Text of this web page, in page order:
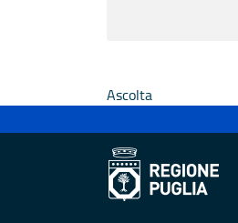
Ascolta